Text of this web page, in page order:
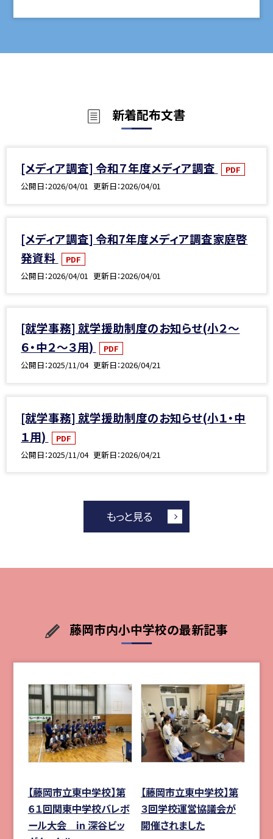
新着配布文書
[メディア調査] 令和７年度メディア調査
PDF
公開日 2026/04/01 更新日 2026/04/01
[メディア調査] 令和7年度メディア調査家庭啓
発資料
PDF
公開日 2026/04/01 更新日 2026/04/01
[就学事務] 就学援助制度のお知らせ(小２～
６・中２～３用)
PDF
公開日 2025/11/04 更新日 2026/04/21
[就学事務] 就学援助制度のお知らせ(小１・中
１用)
PDF
公開日 2025/11/04 更新日 2026/04/21
もっと見る
藤岡市内小中学校の最新記事
【藤岡市立東中学校】第
６１回関東中学校バレボ
ール大会 in 深谷ビッ
【藤岡市立東中学校】第
３回学校運営協議会が
開催されました